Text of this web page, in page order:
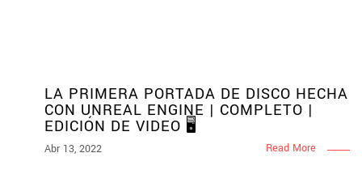
LA PRIMERA PORTADA DE DISCO HECHA
CON UNREAL ENGINE | COMPLETO |
EDICIÓN DE VIDEO 🖥
Abr 13, 2022 Read More